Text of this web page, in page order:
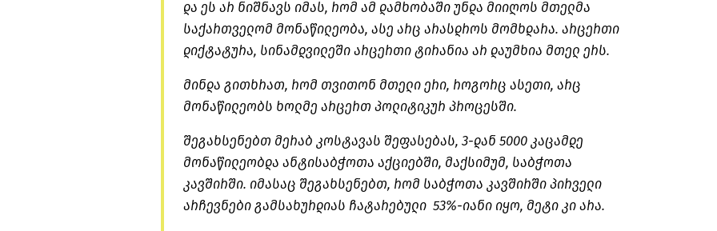
და ეს არ ნიშნავს იმას, რომ ამ დამხობაში უნდა მიიღოს მთელმა
საქართველომ მონაწილეობა, ასე არც არასდროს მომხდარა. არცერთი
დიქტატურა, სინამდვილეში არცერთი ტირანია არ დაუმხია მთელ ერს.
მინდა გითხრათ, რომ თვითონ მთელი ერი, როგორც ასეთი, არც
მონაწილეობს ხოლმე არცერთ პოლიტიკურ პროცესში.
შეგახსენებთ მერაბ კოსტავას შეფასებას, 3-დან 5000 კაცამდე
მონაწილეობდა ანტისაბჭოთა აქციებში, მაქსიმუმ, საბჭოთა
კავშირში. იმასაც შეგახსენებთ, რომ საბჭოთა კავშირში პირველი
არჩევნები გამსახურდიას ჩატარებული 53%-იანი იყო, მეტი კი არა.